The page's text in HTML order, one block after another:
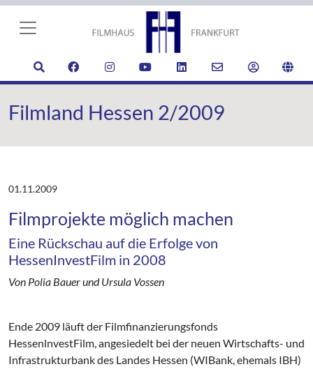
Filmland Hessen 2/2009
01.11.2009
Filmprojekte möglich machen
Eine Rückschau auf die Erfolge von
HessenInvestFilm in 2008
Von Polia Bauer und Ursula Vossen
Ende 2009 läuft der Filmfinanzierungsfonds
HessenlnvestFilm, angesiedelt bei der neuen Wirtschafts- und
Infrastrukturbank des Landes Hessen (WIBank, ehemals IBH)